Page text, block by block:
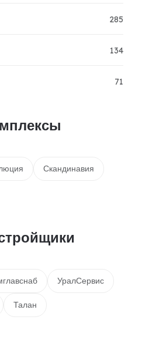
285
134
71
Скандинавия
УралСервис
Талан